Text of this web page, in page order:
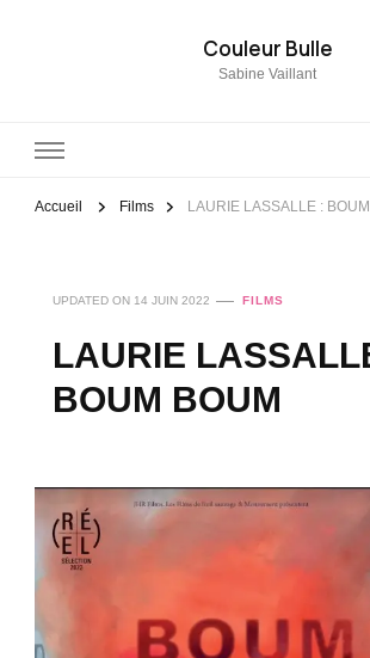
Couleur Bulle
Sabine Vaillant
Accueil Films LAURIE LASSALLE :
UPDATED ON 14 JUIN 2022 FILMS
LAURIE
BOUM BOUM